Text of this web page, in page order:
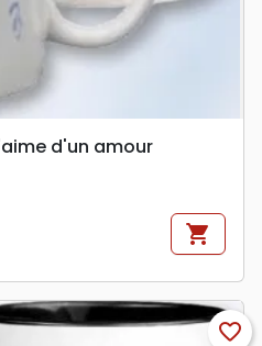
d'un amour
shopping_cart
favorite_border